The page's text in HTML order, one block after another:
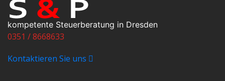
kompetente Steuerberatung in Dresden
0351 / 8668633
Kontaktieren Sie uns